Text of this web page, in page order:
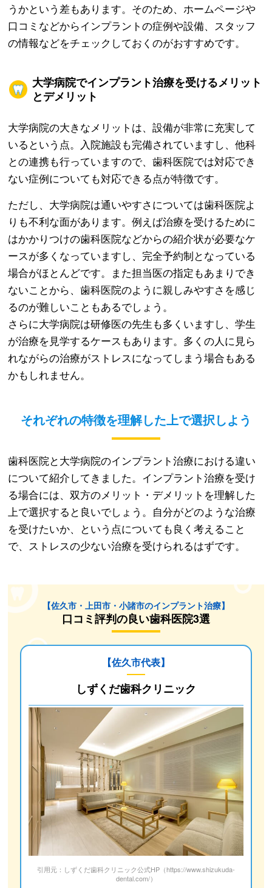
うかという差もあります。そのため、ホームページや
口コミなどからインプラントの症例や設備、スタッフ
の情報などをチェックしておくのがおすすめです。
大学病院でインプラント治療を受けるメリット
とデメリット
大学病院の大きなメリットは、設備が非常に充実して
いるという点。入院施設も完備されていますし、他科
との連携も行っていますので、歯科医院では対応でき
ない症例についても対応できる点が特徴です。
ただし、大学病院は通いやすさについては歯科医院よ
りも不利な面があります。例えば治療を受けるために
はかかりつけの歯科医院などからの紹介状が必要なケ
ースが多くなっていますし、完全予約制となっている
場合がほとんどです。また担当医の指定もあまりでき
ないことから、歯科医院のように親しみやすさを感じ
るのが難しいこともあるでしょう。
さらに大学病院は研修医の先生も多くいますし、学生
が治療を見学するケースもあります。多くの人に見ら
れながらの治療がストレスになってしまう場合もある
かもしれません。
それぞれの特徴を理解した上で選択しよう
歯科医院と大学病院のインプラント治療における違い
について紹介してきました。インプラント治療を受け
る場合には、双方のメリット・デメリットを理解した
上で選択すると良いでしょう。自分がどのような治療
を受けたいか、という点についても良く考えること
で、ストレスの少ない治療を受けられるはずです。
【佐久市・上田市・小諸市のインプラント治療】
口コミ評判の良い歯科医院3選
【佐久市代表】
しずくだ歯科クリニック
引用元：しずくだ歯科クリニック公式HP（https://www.shizukuda-
dental.com/）